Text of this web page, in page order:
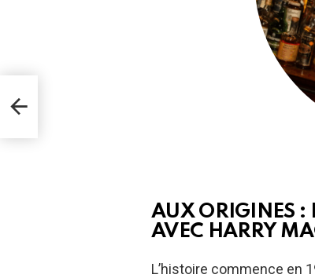
AUX ORIGINES :
AVEC HARRY
L’histoire commence en